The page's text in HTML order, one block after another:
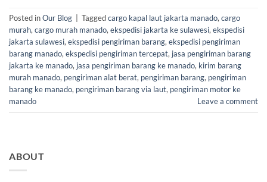
Posted inOur Blog Taggedcargo kapal laut jakarta manado,cargo
murah,cargo murah manado,ekspedisi jakarta ke sulawesi,ekspedisi
jakarta sulawesi,ekspedisi pengiriman barang,ekspedisi pengiriman
barang manado,ekspedisi pengiriman tercepat, jasa pengiriman barang
jakarta ke manado, jasa pengiriman barang ke manado, kirim barang
murah manado, pengiriman alat berat, pengiriman barang, pengiriman
barang ke manado, pengiriman barang via laut, pengiriman motor ke
manado
Leave a comment
ABOUT